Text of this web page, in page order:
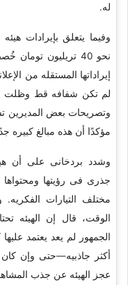
له.
وفیما یتعلق بإیرادات
نحو 40 تریلیون
إیراداتها المستقله من
لم تکن شفافه قط وظلت
مؤکدًا أن هذه مبالغ
وشدد بردخانی على أن
جذری فی رؤیتها ومحتواها
مختلف التیارات
الوقت، قال إن الهیئه
الجمهور لم یعد یعتمد
أکثر جاذبیه—حتى وإن
عجز الهیئه عن جذب